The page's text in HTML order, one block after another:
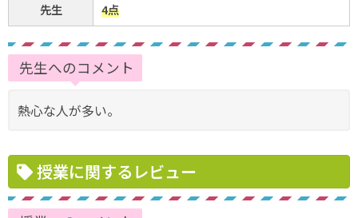
先生 4点
先生へのコメント
熱心な人が多い。
授業に関するレビュー